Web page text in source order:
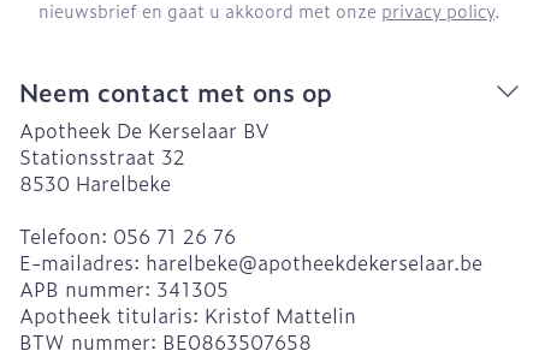
nieuwsbrief en gaat u akkoord met onze privacy policy.
Neem contact met ons op
Apotheek De Kerselaar BV
Stationsstraat 32
8530 Harelbeke
Telefoon: 056 71 26 76
E-mailadres: harelbeke@apotheekdekerselaar.be
APB nummer: 341305
Apotheek titularis: Kristof Mattelin
BTW nummer: BE0863507658